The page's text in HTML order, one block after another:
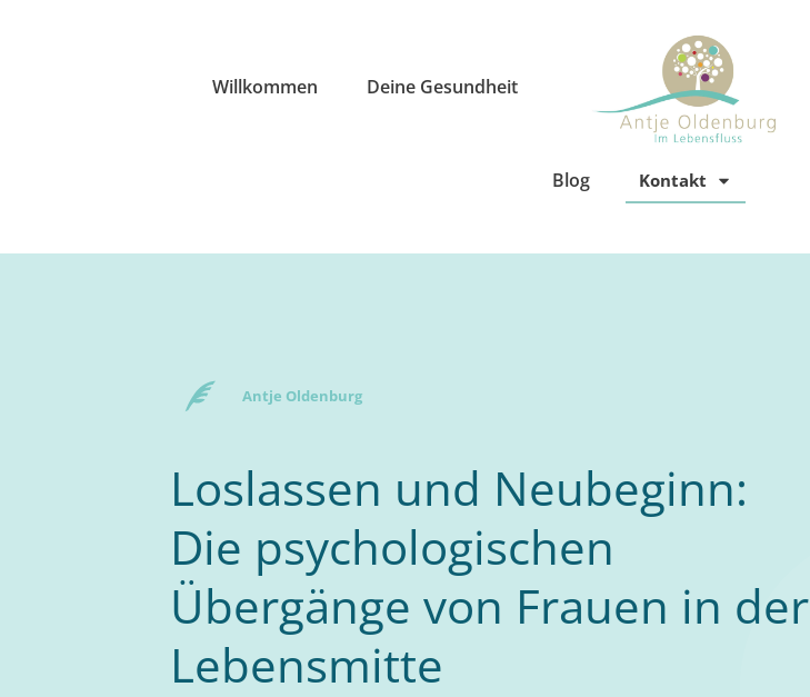
Willkommen Deine Gesundheit
Blog Kontakt
Antje Oldenburg
Loslassen und Neubeginn:
Die psychologischen
Übergänge von Frauen in der
Lebensmitte